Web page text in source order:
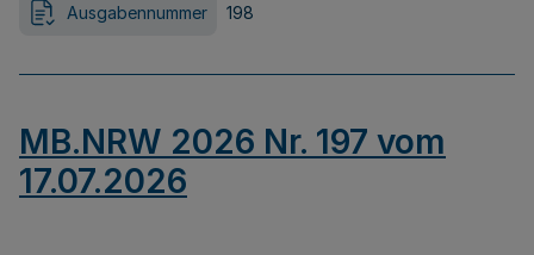
Ausgabennummer 198
MB.NRW 2026 Nr. 197 vom
17.07.2026